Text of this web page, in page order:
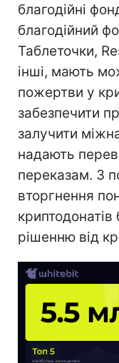
благодійні
благодійний
Таблеточки,
інші, мають
пожертви у
забезпечити
залучити
надають
переказам. З
вторгнення
криптодонатів
рішенню від